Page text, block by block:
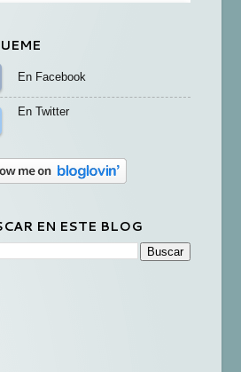
Sígueme en Facebook
EN ESTE BLOG